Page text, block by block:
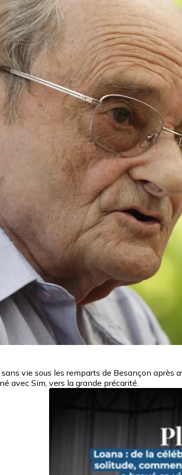
vie sous les remparts de Besançon
avec Sim, vers la grande précarité.